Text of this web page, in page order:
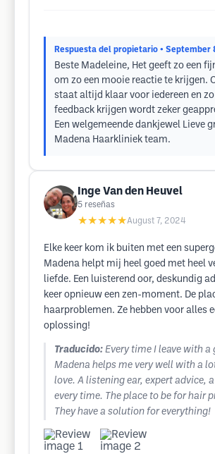
Respuesta del propietario • September
Beste Madeleine, Het geeft zo een
om zo een mooie reactie te krijgen.
staat altijd klaar voor iedereen en zo
feedback krijgen wordt zeker
Een welgemeende dankjewel Lieve
Madena Haarkliniek team.
Inge Van den Heuvel
5 reseñas
★★★★★August 7, 2024
Elke keer kom ik buiten met een
Madena helpt mij heel goed met heel
liefde. Een luisterend oor, deskundig
keer opnieuw een zen-moment. De
haarproblemen. Ze hebben voor alles
oplossing!
Traducido: Every time I leave with a
Madena helps me very well with a
love. A listening ear, expert advice,
every time. The place to be for hair
They have a solution for everything!